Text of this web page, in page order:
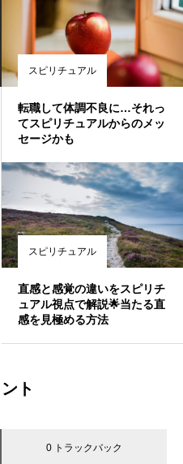
スピリチュアル
転職して体調不良に…それっ
てスピリチュアルからのメッ
セージかも
スピリチュアル
直感と感覚の違いをスピリチ
ュアル視点で解説🌟当たる直
感を見極める方法
ト
0 トラックバック